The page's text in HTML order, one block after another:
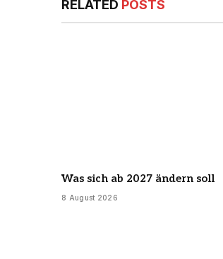
RELATED POSTS
Was sich ab 2027 ändern soll
8 August 2026